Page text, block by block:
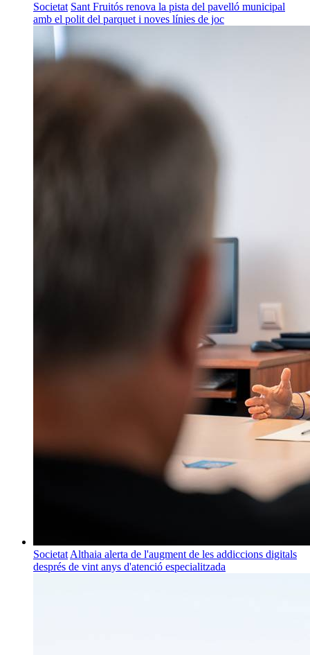
Societat Sant Fruitós renova la pista del pavelló municipal
amb el polit del parquet i noves línies de joc
SocietatAlthaia alerta de l'augment de les addiccions digitals
després de vint anys d'atenció especialitzada